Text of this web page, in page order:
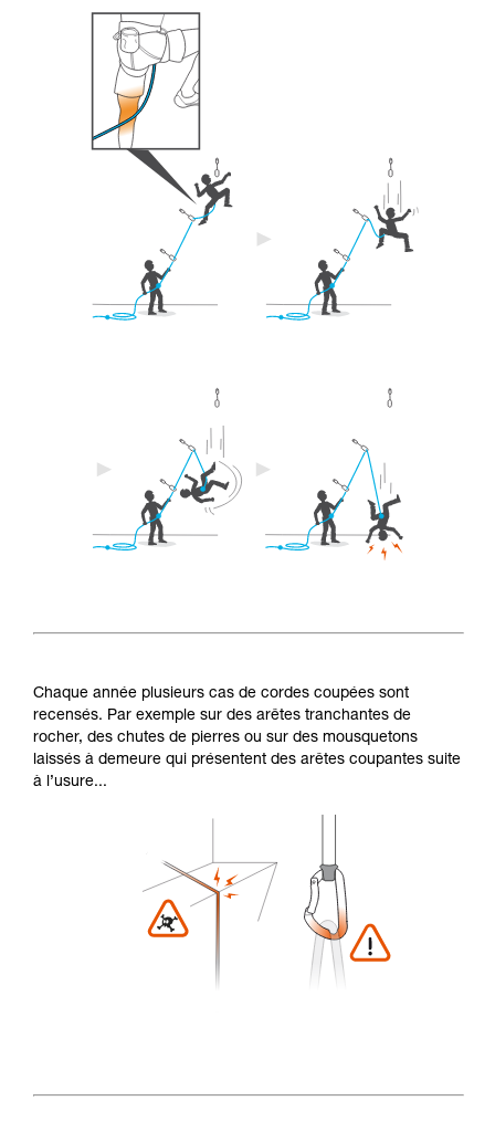
Chaque année plusieurs cas de cordes coupées sont
recensés. Par exemple sur des arêtes tranchantes de
rocher, des chutes de pierres ou sur des mousquetons
laissés à demeure qui présentent des arêtes coupantes suite
à l’usure...